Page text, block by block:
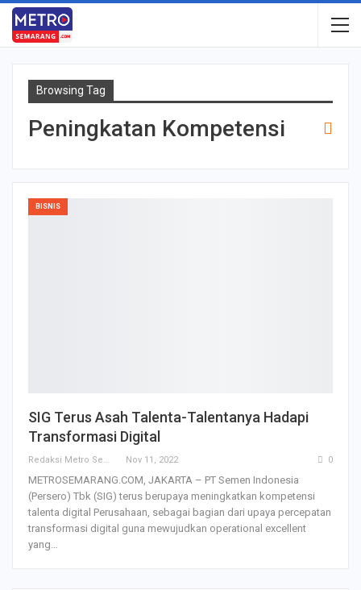
Browsing Tag
Peningkatan Kompetensi
BISNIS
SIG Terus Asah Talenta-Talentanya Hadapi
Transformasi Digital
Redaksi Metro Semarang Nov 11, 2022 0
METROSEMARANG.COM, JAKARTA – PT Semen Indonesia
(Persero) Tbk (SIG) terus berupaya meningkatkan kompetensi
talenta digital Perusahaan, sebagai bagian dari upaya percepatan
transformasi digital guna mewujudkan operational excellent
yang…